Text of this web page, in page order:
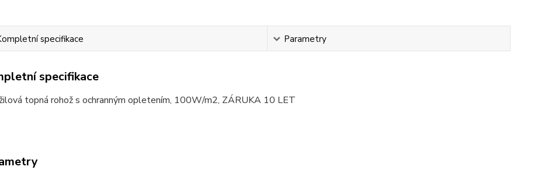
specifikace Parametry
specifikace
topná rohož s ochranným opletením, 100W/m2, ZÁRUKA 10 LET